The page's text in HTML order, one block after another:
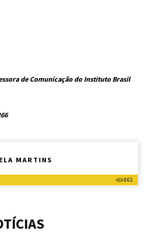
de Comunicação do Instituto Brasil
MARTINS
862